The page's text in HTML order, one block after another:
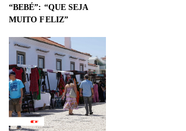
“BEBÉ”: “QUE SEJA
MUITO FELIZ”